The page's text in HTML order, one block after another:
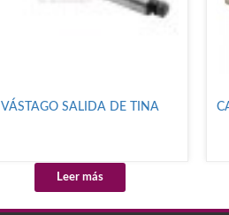
VÁSTAGO SALIDA DE TINA
Leer más